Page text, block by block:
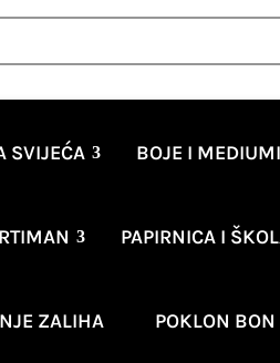
SVIJEĆA BOJE I MEDIUMI
PAPIRNICA I
ZALIHA POKLON BON